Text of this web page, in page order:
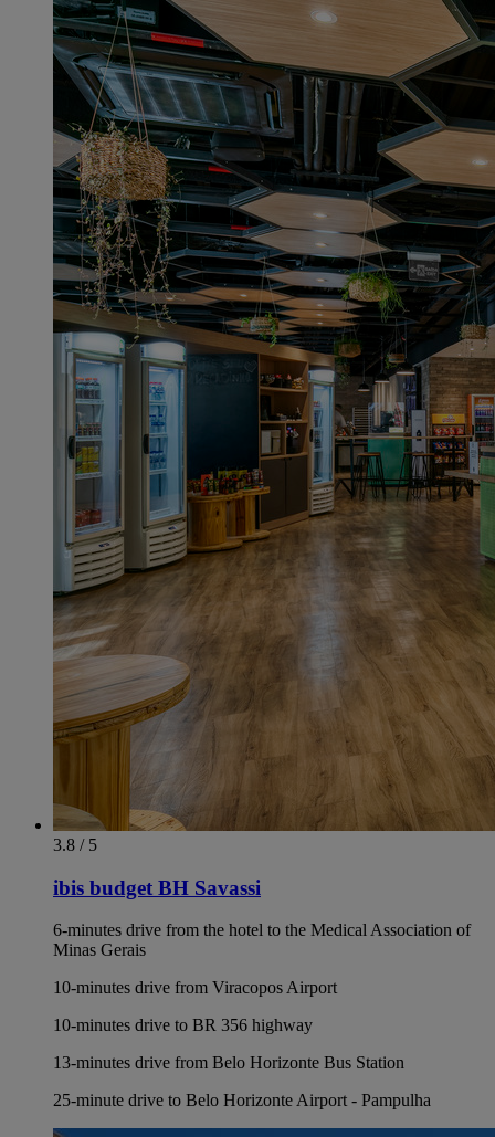
3.8 / 5
ibis budget BH Savassi
6-minutes drive from the hotel to the Medical Association of
Minas Gerais
10-minutes drive from Viracopos Airport
10-minutes drive to BR 356 highway
13-minutes drive from Belo Horizonte Bus Station
25-minute drive to Belo Horizonte Airport - Pampulha